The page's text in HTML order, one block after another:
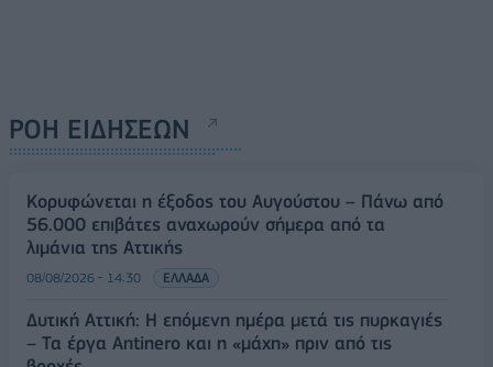
ΡΟΗ ΕΙΔΗΣΕΩΝ
Κορυφώνεται η έξοδος του Αυγούστου – Πάνω από
56.000 επιβάτες αναχωρούν σήμερα από τα
λιμάνια της Αττικής
08/08/2026 - 14:30 ΕΛΛΑΔΑ
Δυτική Αττική: Η επόμενη ημέρα μετά τις πυρκαγιές
– Τα έργα Antinero και η «μάχη» πριν από τις